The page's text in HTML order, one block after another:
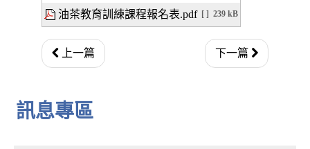
油茶教育訓練課程報名表.pdf [ ] 239 kB
上一篇 下一篇
訊息專區